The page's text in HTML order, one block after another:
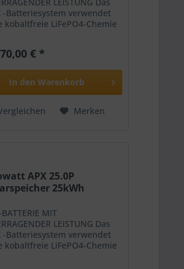
LEISTUNG Das
-Batteriesystem verwendet
kobaltfreie LiFePO4-Chemie
Sicherung
Aerosol, um seine erhöhte
€ *
In den Warenkorb
Merken
APX 25.0P
25kWh
BATTERIE MIT
LEISTUNG Das
-Batteriesystem verwendet
kobaltfreie LiFePO4-Chemie